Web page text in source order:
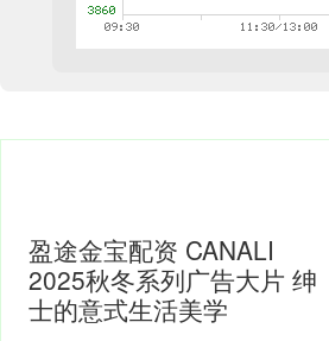
盈途金宝配资 CANALI
2025秋冬系列广告大片 绅
士的意式生活美学